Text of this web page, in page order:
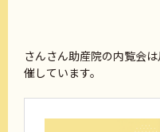
さんさん助産院の内覧会
催しています。